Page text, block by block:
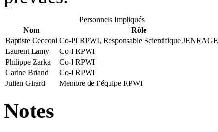
Personnels Impliqués
Nom
Rôle
Baptiste Cecconi Co-PI RPWI, Responsable Scientifique JENRAGE
Laurent Lamy
Co-I RPWI
Philippe Zarka
Co-I RPWI
Carine Briand
Co-I RPWI
Julien Girard
Membre de l’équipe RPWI
Notes